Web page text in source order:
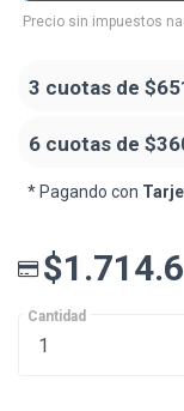
Precio sin impuestos
3 cuotas de
6 cuotas de
* Pagando con
Cantidad